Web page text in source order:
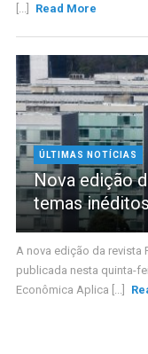
Read More
ÚLTIMAS NOTÍCIAS
Nova edição
temas
A nova edição da revista
publicada nesta quinta-
Econômica Aplica [...]